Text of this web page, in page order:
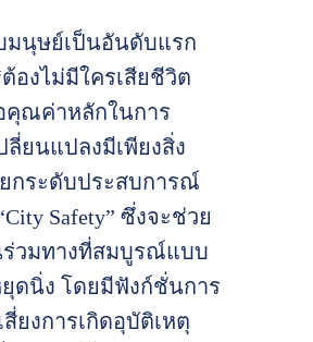
มนุษย์เป็นอันดับแรก
องไม่มีใครเสียชีวิต
คุณค่าหลักในการ
ยนแปลงมีเพียงสิ่ง
กระดับประสบการณ์
Safety” ซึ่งจะช่วย
ร่วมทางที่สมบูรณ์แบบ
ดนิ่ง โดยมีฟังก์ชั่นการ
ยงการเกิดอุบัติเหตุ